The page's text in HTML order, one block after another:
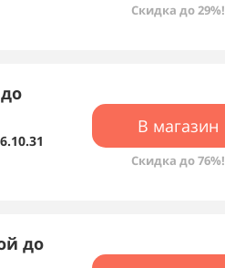
Скидка до 29%!
В магазин
Скидка до 76%!
до